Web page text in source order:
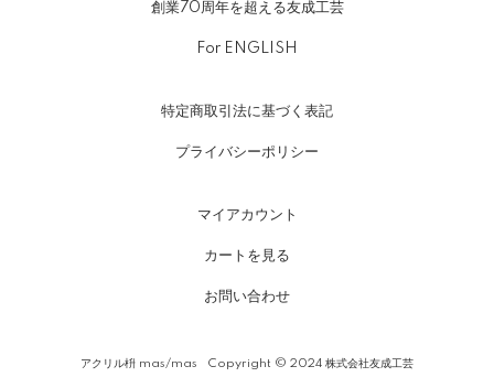
創業70周年を超える友成工芸
For ENGLISH
特定商取引法に基づく表記
プライバシーポリシー
マイアカウント
カートを見る
お問い合わせ
アクリル枡 mas/mas Copyright © 2024 株式会社友成工芸